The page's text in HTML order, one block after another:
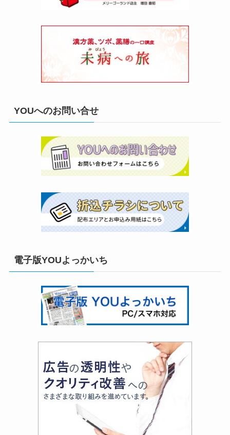
YOUへのお問い合せ
電子版YOUよっかいち